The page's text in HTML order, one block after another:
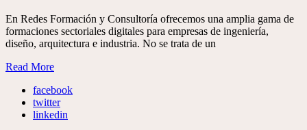
En Redes Formación y Consultoría ofrecemos una amplia gama de
formaciones sectoriales digitales para empresas de ingeniería,
diseño, arquitectura e industria. No se trata de un
Read More
facebook
twitter
linkedin